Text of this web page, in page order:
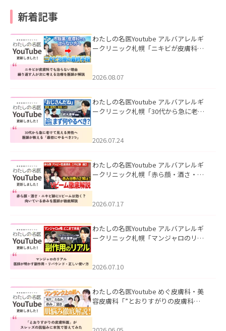
新着記事
わたしの名医Youtube アルバアレルギ
ークリニック札幌「ニキビが皮膚科で
ました。
2026.08.07
わたしの名医Youtube アルバアレルギ
ークリニック札幌「30代から急に老け
た。
2026.07.24
わたしの名医Youtube アルバアレルギ
ークリニック札幌「赤ら顔・酒さ・ニ
した。
2026.07.17
わたしの名医Youtube アルバアレルギ
ークリニック札幌「マンジャロのリア
た。
2026.07.10
わたしの名医Youtube めぐ皮膚科・美
容皮膚科「”とおりすがりの皮膚科